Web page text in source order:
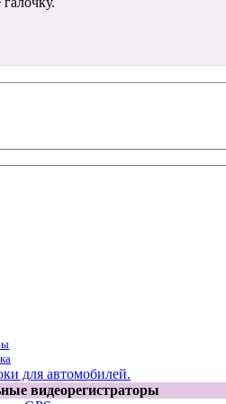
для автомобилей.
видеорегистраторы